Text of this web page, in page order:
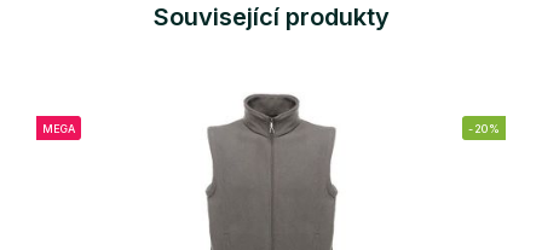
Související produkty
MEGA -20%